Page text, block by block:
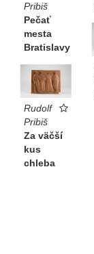
Pribiš
Pečať
mesta
Bratislavy
Rudolf
Pribiš
Za väčší
kus
chleba